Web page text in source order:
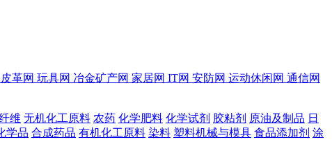
皮革网 玩具网 冶金矿产网 家居网 IT网 安防网 运动休闲网 通信网
维 无机化工原料 农药 化学肥料 化学试剂 胶粘剂 原油及制品 日
学品 合成药品 有机化工原料 染料 塑料机械与模具 食品添加剂 涂